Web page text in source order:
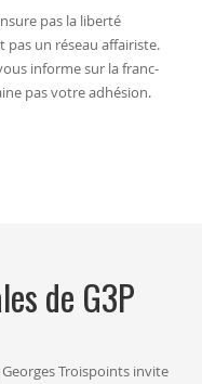
pas la liberté
pas un réseau affairiste.
informe sur la franc-
pas votre adhésion.
de G3P
Troispoints invite